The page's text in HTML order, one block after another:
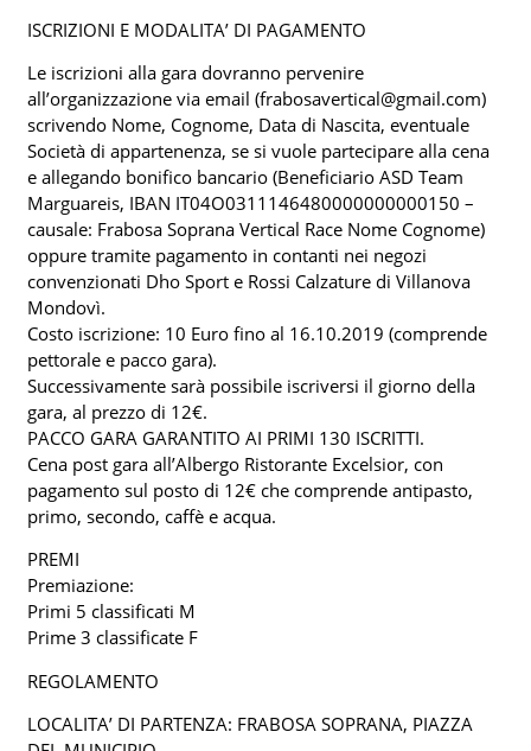
ISCRIZIONI E MODALITA’ DI PAGAMENTO
Le iscrizioni alla gara dovranno pervenire
all’organizzazione via email (frabosavertical@gmail.com)
scrivendo Nome, Cognome, Data di Nascita, eventuale
Società di appartenenza, se si vuole partecipare alla cena
e allegando bonifico bancario (Beneficiario ASD Team
Marguareis, IBAN IT04O0311146480000000000150 –
causale: Frabosa Soprana Vertical Race Nome Cognome)
oppure tramite pagamento in contanti nei negozi
convenzionati Dho Sport e Rossi Calzature di Villanova
Mondovì.
Costo iscrizione: 10 Euro fino al 16.10.2019 (comprende
pettorale e pacco gara).
Successivamente sarà possibile iscriversi il giorno della
gara, al prezzo di 12€.
PACCO GARA GARANTITO AI PRIMI 130 ISCRITTI.
Cena post gara all’Albergo Ristorante Excelsior, con
pagamento sul posto di 12€ che comprende antipasto,
primo, secondo, caffè e acqua.
PREMI
Premiazione:
Primi 5 classificati M
Prime 3 classificate F
REGOLAMENTO
LOCALITA’ DI PARTENZA: FRABOSA SOPRANA, PIAZZA